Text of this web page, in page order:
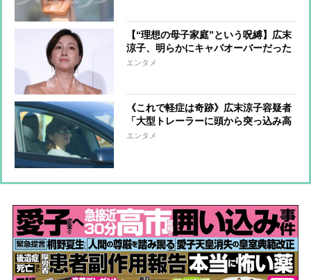
【“理想の母子家庭”という呪縛】広末
涼子、明らかにキャパオーバーだった
独立後の働きぶり 事故の数日前から
エンタメ
《これで軽症は奇跡》広末涼子容疑者
「大型トレーラーに頭から突っ込み高
級車が大破」本人は車線に飛び出しマ
エンタメ